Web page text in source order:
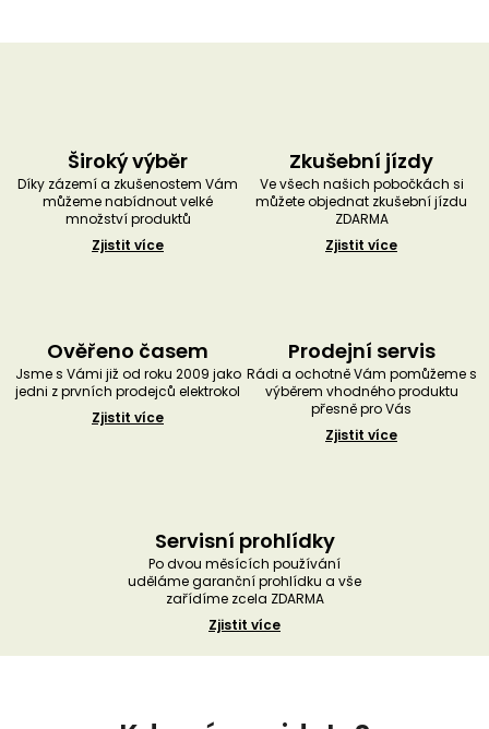
Široký výběr
Díky zázemí a zkušenostem Vám
můžeme nabídnout velké
množství produktů
Zjistit více
Zkušební jízdy
Ve všech našich pobočkách si
můžete objednat zkušební jízdu
ZDARMA
Zjistit více
Ověřeno časem
Jsme s Vámi již od roku 2009 jako
jedni z prvních prodejců elektrokol
Zjistit více
Prodejní servis
Rádi a ochotně Vám pomůžeme s
výběrem vhodného produktu
přesně pro Vás
Zjistit více
Servisní prohlídky
Po dvou měsících používání
uděláme garanční prohlídku a vše
zařídíme zcela ZDARMA
Zjistit více